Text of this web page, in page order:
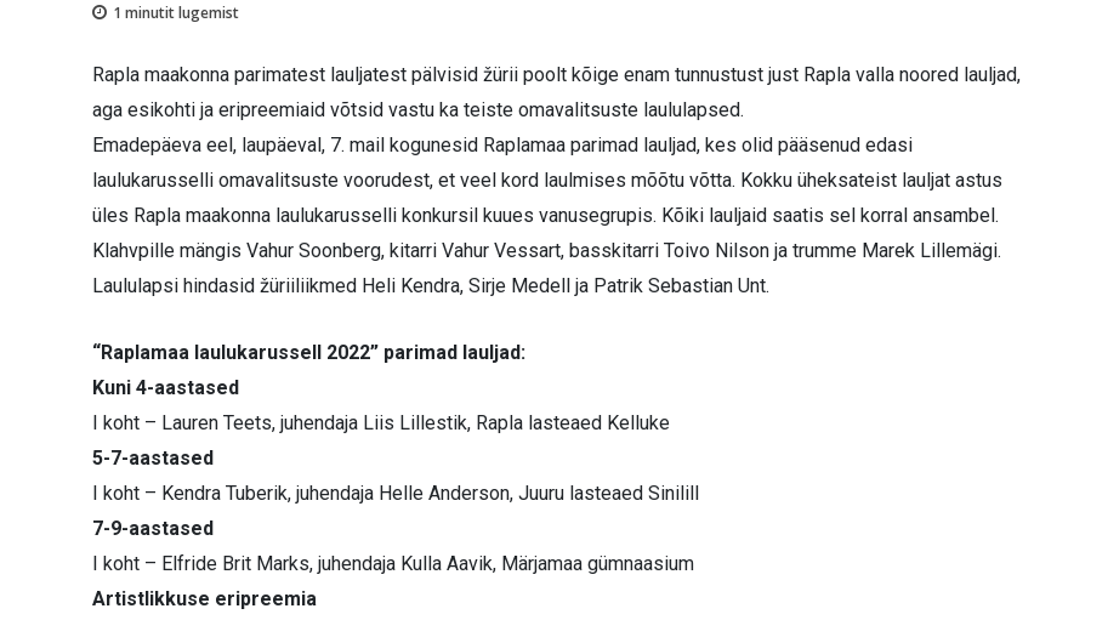
1 minutit lugemist
Rapla maakonna parimatest lauljatest pälvisid žürii poolt kõige enam tunnustust just Rapla valla noored lauljad,
aga esikohti ja eripreemiaid võtsid vastu ka teiste omavalitsuste laululapsed.
Emadepäeva eel, laupäeval, 7. mail kogunesid Raplamaa parimad lauljad, kes olid pääsenud edasi
laulukarusselli omavalitsuste voorudest, et veel kord laulmises mõõtu võtta. Kokku üheksateist lauljat astus
üles Rapla maakonna laulukarusselli konkursil kuues vanusegrupis. Kõiki lauljaid saatis sel korral ansambel.
Klahvpille mängis Vahur Soonberg, kitarri Vahur Vessart, basskitarri Toivo Nilson ja trumme Marek Lillemägi.
Laululapsi hindasid žüriiliikmed Heli Kendra, Sirje Medell ja Patrik Sebastian Unt.
“Raplamaa laulukarussell 2022” parimad lauljad:
Kuni 4-aastased
I koht – Lauren Teets, juhendaja Liis Lillestik, Rapla lasteaed Kelluke
5-7-aastased
I koht – Kendra Tuberik, juhendaja Helle Anderson, Juuru lasteaed Sinilill
7-9-aastased
I koht – Elfride Brit Marks, juhendaja Kulla Aavik, Märjamaa gümnaasium
Artistlikkuse eripreemia